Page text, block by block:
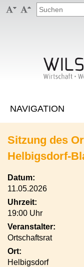
 
Sitzung des
Helbigsdorf-
Datum:
11.05.2026
Uhrzeit:
19:00 Uhr
Veranstalter:
Ortschaftsrat
Ort:
Helbigsdorf